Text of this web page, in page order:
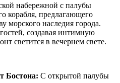
набережной с палубы
корабля, предлагающего
морского наследия города.
создавая интимную
светится в вечернем свете.
Бостона: С открытой палубы